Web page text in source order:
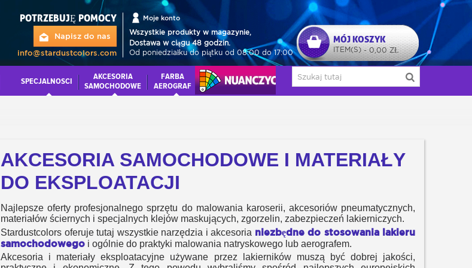
MÓJ KOSZYK
ITEM(S) - 0,00 ZŁ
POTRZEBUJĘ POMOCY
Napisz do nas
info@stardustcolors.com
Moje konto
Wszystkie produkty w magazynie,
Dostawa w ciągu 48 godzin.
Od poniedziałku do piątku od 08:00 do 17:00
SPECJALNOSCI
AKCESORIA
SAMOCHODOWE
FARBA
AEROGRAF
NUAŃCZYCY
AKCESORIA SAMOCHODOWE I MATERIAŁY
DO EKSPLOATACJI
Najlepsze oferty profesjonalnego sprzętu do malowania karoserii, akcesoriów pneumatycznych,
materiałów ściernych i specjalnych klejów maskujących, zgorzelin, zabezpieczeń lakierniczych.
Stardustcolors oferuje tutaj wszystkie narzędzia i akcesoria niezbędne do stosowania lakieru
samochodowego i ogólnie do praktyki malowania natryskowego lub aerografem.
Akcesoria i materiały eksploatacyjne używane przez lakierników muszą być dobrej jakości,